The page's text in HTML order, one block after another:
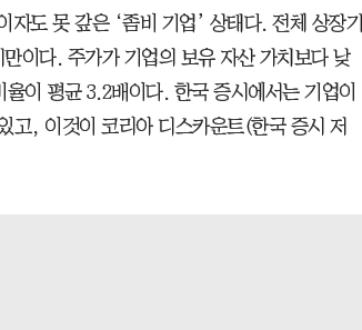
도 못 갚은 ‘좀비 기업’ 상태다. 전체 상장기
이다. 주가가 기업의 보유 자산 가치보다 낮
이 평균 3.2배이다. 한국 증시에서는 기업이
고, 이것이 코리아 디스카운트(한국 증시 저